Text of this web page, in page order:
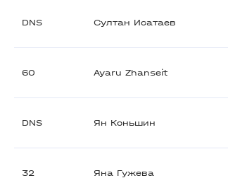
DNS Султан Исатаев
60 Ayaru Zhanseit
DNS Ян Коньшин
32 Яна Гужева